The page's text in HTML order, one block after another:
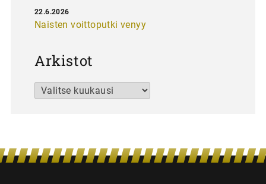
Naisten voittoputki venyy
22.6.2026
Arkistot
Arkistot